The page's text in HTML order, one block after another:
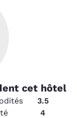
cet hôtel
3.5
4